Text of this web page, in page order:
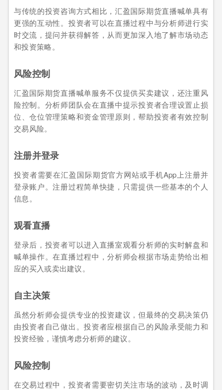
与传统的投资咨询方式相比，汇盈国际期货直播喊单具有
更强的互动性。投资者可以在直播过程中与分析师进行实
时交流，提问并获得解答，从而更加深入地了解市场动态
和投资策略。
风险控制
汇盈国际期货直播喊单服务不仅提供买卖建议，还注重风
险控制。分析师团队会在直播中提示投资者合理设置止损
位、仓位管理策略和资金管理原则，帮助投资者有效控制
交易风险。
注册并登录
投资者需要在汇盈国际期货官方网站或手机App上注册并
登录账户。注册过程简单快捷，只需提供一些基本的个人
信息。
观看直播
登录后，投资者可以进入直播室观看分析师的实时解盘和
喊单操作。在直播过程中，分析师会根据市场走势给出相
应的买入或卖出建议。
自主决策
虽然分析师会提供专业的投资建议，但最终的交易决策仍
由投资者自己做出。投资者应根据自己的风险承受能力和
投资经验，谨慎考虑分析师的建议。
风险控制
在交易过程中，投资者需要密切关注市场的波动，及时调